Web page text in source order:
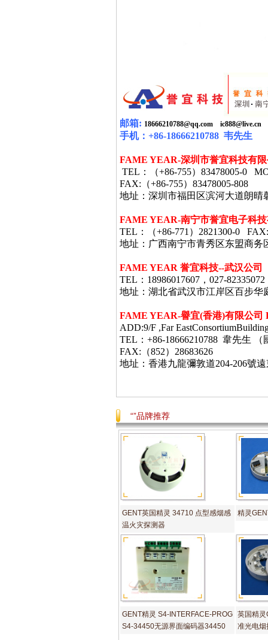
邮箱: 18666210788@qq.com ic888@live.cn
手机： +86-18666210788 韦先生
FAME YEAR-深圳市誉宜科技有
TEL ：（+86-755） 83478005-0
FAX: （+86-755） 83478005-808
地址：深圳市福田区滨河大道朗晴
FAME YEAR-南宁市誉宜电子科
TEL ：（+86-771 ） 2821300-0 FAX:
地址：广西南宁市青秀区东盟商务
FAME YEAR 誉宜科技--武汉公司
TEL：18986017607，027-82335072
地址：湖北省武汉市江岸区百步华
FAME YEAR-譽宜(香港)有限公司
ADD:9/F ,Far
TEL：+86-18666210788 韋先生
FAX:（852）28683626
地址：香港九龍彌敦道204-206號
“”品牌推荐
GENT英国精灵 34710 点型感烟感
温火灾探测器
精灵
GENT精灵 S4-INTERFACE-PROG
S4-34450无源界面编码器34450
英国精
准光电